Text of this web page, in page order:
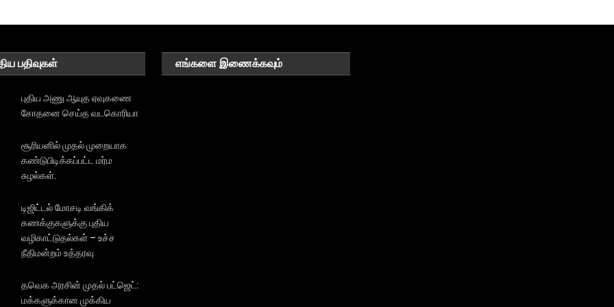
பதிவுகள்
புதிய அணு ஆயுத ஏவுகணை
சோதனை செய்த வடகொரியா
சூரியனில் முதல் முறையாக
கண்டுபிடிக்கப்பட்ட மர்ம
சுழல்கள்.
டிஜிட்டல் மோசடி வங்கிக்
கணக்குகளுக்கு புதிய
வழிகாட்டுதல்கள் – உச்ச
நீதிமன்றம் உத்தரவு
தவெக அரசின் முதல் பட்ஜெட்:
மக்களுக்கான முக்கிய
எங்களை இணைக்கவும்